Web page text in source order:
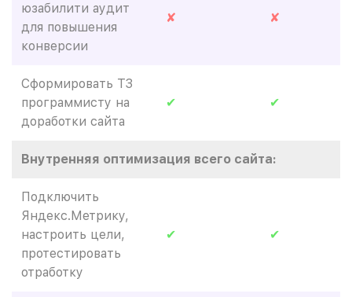
юзабилити аудит
для повышения
конверсии
✘ ✘
Сформировать ТЗ
программисту на
доработки сайта
✔ ✔
Внутренняя оптимизация всего сайта:
Подключить
Яндекс.Метрику,
настроить цели,
протестировать
отработку
✔ ✔